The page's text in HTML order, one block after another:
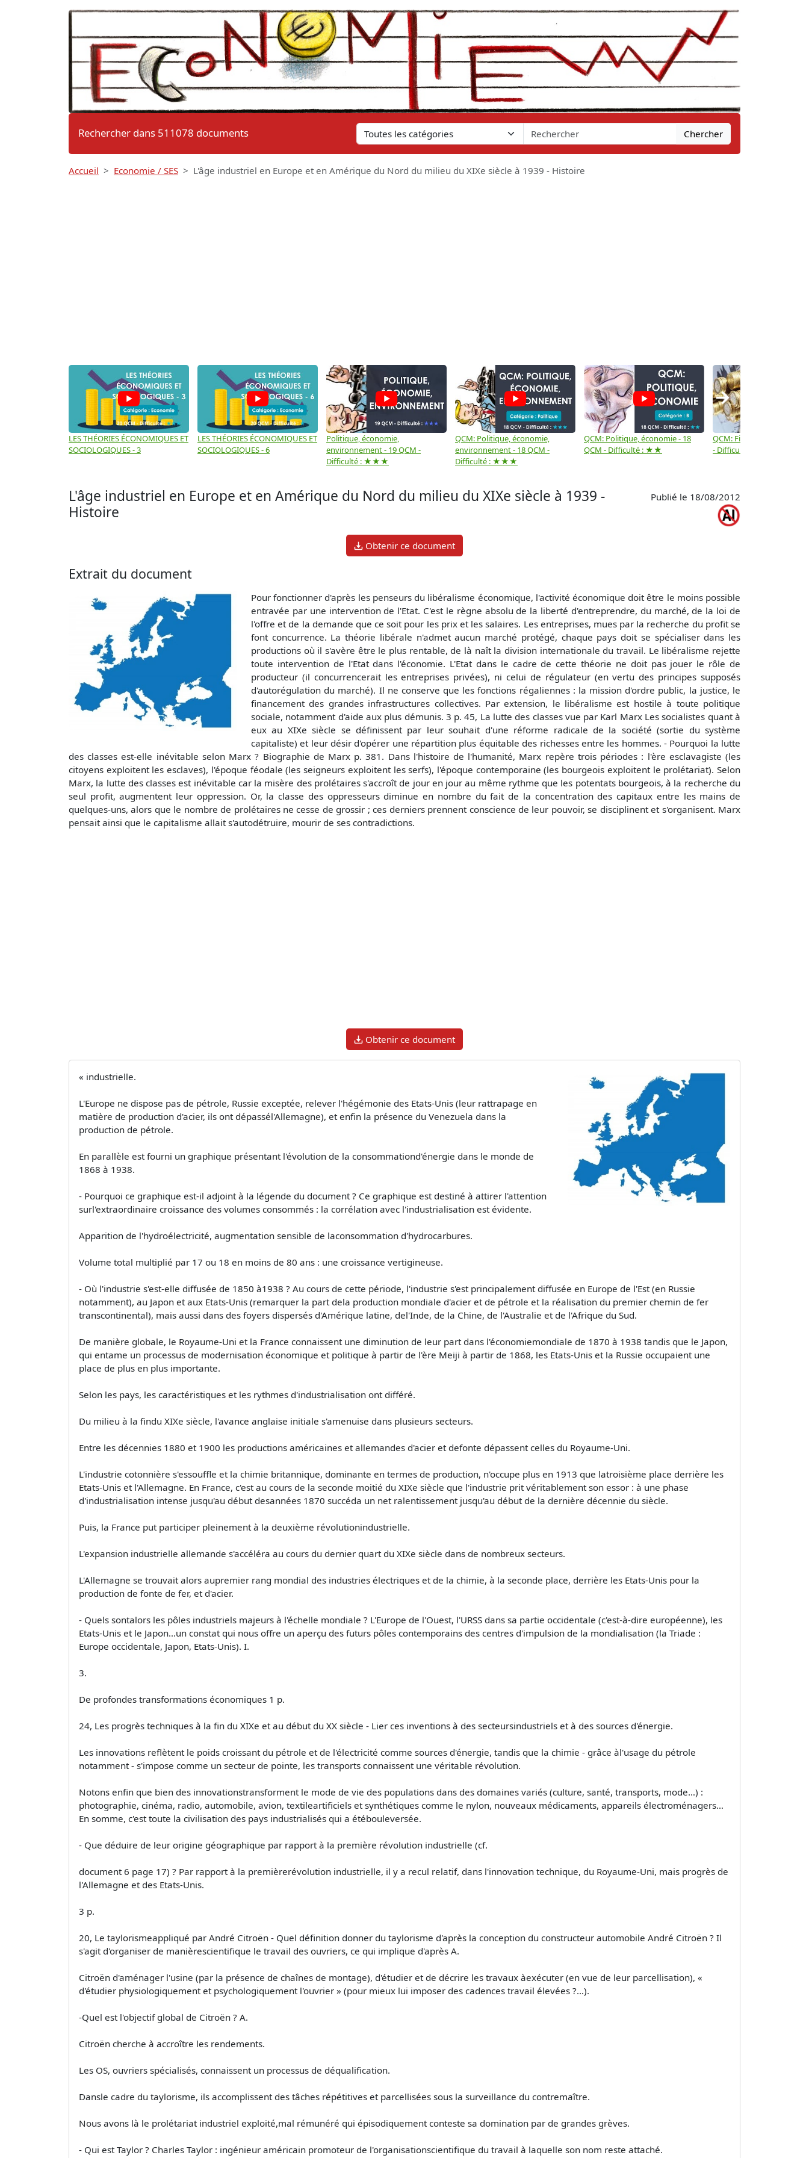
Rechercher dans 511078 documents Chercher
Accueil Economie / SES L'âge industriel en Europe et en Amérique du Nord du milieu du XIXe siècle à 1939 - Histoire
LES THÉORIES ÉCONOMIQUES ET
SOCIOLOGIQUES - 3
LES THÉORIES ÉCONOMIQUES ET
SOCIOLOGIQUES - 6
Politique, économie,
environnement - 19 QCM -
Difficulté : ★★★
QCM: Politique, économie,
environnement - 18 QCM -
Difficulté : ★★★
QCM: Politique, économie - 18
QCM - Difficulté : ★★
QCM: Finances - Niveau 3
- Difficulté : ★★★
→
L'âge industriel en Europe et en Amérique du Nord du milieu du XIXe siècle à 1939 -
Histoire
Publié le 18/08/2012
Obtenir ce document
Extrait du document
Pour fonctionner d'après les penseurs du libéralisme économique, l'activité économique doit être le moins possible
entravée par une intervention de l'Etat. C'est le règne absolu de la liberté d'entreprendre, du marché, de la loi de
l'offre et de la demande que ce soit pour les prix et les salaires. Les entreprises, mues par la recherche du profit se
font concurrence. La théorie libérale n'admet aucun marché protégé, chaque pays doit se spécialiser dans les
productions où il s'avère être le plus rentable, de là naît la division internationale du travail. Le libéralisme rejette
toute intervention de l'Etat dans l'économie. L'Etat dans le cadre de cette théorie ne doit pas jouer le rôle de
producteur (il concurrencerait les entreprises privées), ni celui de régulateur (en vertu des principes supposés
d'autorégulation du marché). Il ne conserve que les fonctions régaliennes : la mission d'ordre public, la justice, le
financement des grandes infrastructures collectives. Par extension, le libéralisme est hostile à toute politique
sociale, notamment d'aide aux plus démunis. 3 p. 45, La lutte des classes vue par Karl Marx Les socialistes quant à
eux au XIXe siècle se définissent par leur souhait d'une réforme radicale de la société (sortie du système
capitaliste) et leur désir d'opérer une répartition plus équitable des richesses entre les hommes. - Pourquoi la lutte
des classes est-elle inévitable selon Marx ? Biographie de Marx p. 381. Dans l'histoire de l'humanité, Marx repère trois périodes : l'ère esclavagiste (les
citoyens exploitent les esclaves), l'époque féodale (les seigneurs exploitent les serfs), l'époque contemporaine (les bourgeois exploitent le prolétariat). Selon
Marx, la lutte des classes est inévitable car la misère des prolétaires s'accroît de jour en jour au même rythme que les potentats bourgeois, à la recherche du
seul profit, augmentent leur oppression. Or, la classe des oppresseurs diminue en nombre du fait de la concentration des capitaux entre les mains de
quelques-uns, alors que le nombre de prolétaires ne cesse de grossir ; ces derniers prennent conscience de leur pouvoir, se disciplinent et s'organisent. Marx
pensait ainsi que le capitalisme allait s'autodétruire, mourir de ses contradictions.
Obtenir ce document
« industrielle.
L'Europe ne dispose pas de pétrole, Russie exceptée, relever l'hégémonie des Etats-Unis (leur rattrapage en
matière de production d'acier, ils ont dépassél'Allemagne), et enfin la présence du Venezuela dans la
production de pétrole.
En parallèle est fourni un graphique présentant l'évolution de la consommationd'énergie dans le monde de
1868 à 1938.
- Pourquoi ce graphique est-il adjoint à la légende du document ? Ce graphique est destiné à attirer l'attention
surl'extraordinaire croissance des volumes consommés : la corrélation avec l'industrialisation est évidente.
Apparition de l'hydroélectricité, augmentation sensible de laconsommation d'hydrocarbures.
Volume total multiplié par 17 ou 18 en moins de 80 ans : une croissance vertigineuse.
- Où l'industrie s'est-elle diffusée de 1850 à1938 ? Au cours de cette période, l'industrie s'est principalement diffusée en Europe de l'Est (en Russie
notamment), au Japon et aux Etats-Unis (remarquer la part dela production mondiale d'acier et de pétrole et la réalisation du premier chemin de fer
transcontinental), mais aussi dans des foyers dispersés d'Amérique latine, del'Inde, de la Chine, de l'Australie et de l'Afrique du Sud.
De manière globale, le Royaume-Uni et la France connaissent une diminution de leur part dans l'économiemondiale de 1870 à 1938 tandis que le Japon,
qui entame un processus de modernisation économique et politique à partir de l'ère Meiji à partir de 1868, les Etats-Unis et la Russie occupaient une
place de plus en plus importante.
Selon les pays, les caractéristiques et les rythmes d'industrialisation ont différé.
Du milieu à la findu XIXe siècle, l'avance anglaise initiale s'amenuise dans plusieurs secteurs.
Entre les décennies 1880 et 1900 les productions américaines et allemandes d'acier et defonte dépassent celles du Royaume-Uni.
L'industrie cotonnière s'essouffle et la chimie britannique, dominante en termes de production, n'occupe plus en 1913 que latroisième place derrière les
Etats-Unis et l'Allemagne. En France, c'est au cours de la seconde moitié du XIXe siècle que l'industrie prit véritablement son essor : à une phase
d'industrialisation intense jusqu'au début desannées 1870 succéda un net ralentissement jusqu'au début de la dernière décennie du siècle.
Puis, la France put participer pleinement à la deuxième révolutionindustrielle.
L'expansion industrielle allemande s'accéléra au cours du dernier quart du XIXe siècle dans de nombreux secteurs.
L'Allemagne se trouvait alors aupremier rang mondial des industries électriques et de la chimie, à la seconde place, derrière les Etats-Unis pour la
production de fonte de fer, et d'acier.
- Quels sontalors les pôles industriels majeurs à l'échelle mondiale ? L'Europe de l'Ouest, l'URSS dans sa partie occidentale (c'est-à-dire européenne), les
Etats-Unis et le Japon…un constat qui nous offre un aperçu des futurs pôles contemporains des centres d'impulsion de la mondialisation (la Triade :
Europe occidentale, Japon, Etats-Unis). I.
3.
De profondes transformations économiques 1 p.
24, Les progrès techniques à la fin du XIXe et au début du XX siècle - Lier ces inventions à des secteursindustriels et à des sources d'énergie.
Les innovations reflètent le poids croissant du pétrole et de l'électricité comme sources d'énergie, tandis que la chimie - grâce àl'usage du pétrole
notamment - s'impose comme un secteur de pointe, les transports connaissent une véritable révolution.
Notons enfin que bien des innovationstransforment le mode de vie des populations dans des domaines variés (culture, santé, transports, mode…) :
photographie, cinéma, radio, automobile, avion, textileartificiels et synthétiques comme le nylon, nouveaux médicaments, appareils électroménagers…
En somme, c'est toute la civilisation des pays industrialisés qui a étébouleversée.
- Que déduire de leur origine géographique par rapport à la première révolution industrielle (cf.
document 6 page 17) ? Par rapport à la premièrerévolution industrielle, il y a recul relatif, dans l'innovation technique, du Royaume-Uni, mais progrès de
l'Allemagne et des Etats-Unis.
3 p.
20, Le taylorismeappliqué par André Citroën - Quel définition donner du taylorisme d'après la conception du constructeur automobile André Citroën ? Il
s'agit d'organiser de manièrescientifique le travail des ouvriers, ce qui implique d'après A.
Citroën d'aménager l'usine (par la présence de chaînes de montage), d'étudier et de décrire les travaux àexécuter (en vue de leur parcellisation), «
d'étudier physiologiquement et psychologiquement l'ouvrier » (pour mieux lui imposer des cadences travail élevées ?…).
-Quel est l'objectif global de Citroën ? A.
Citroën cherche à accroître les rendements.
Les OS, ouvriers spécialisés, connaissent un processus de déqualification.
Dansle cadre du taylorisme, ils accomplissent des tâches répétitives et parcellisées sous la surveillance du contremaître.
Nous avons là le prolétariat industriel exploité,mal rémunéré qui épisodiquement conteste sa domination par de grandes grèves.
- Qui est Taylor ? Charles Taylor : ingénieur américain promoteur de l'organisationscientifique du travail à laquelle son nom reste attaché.